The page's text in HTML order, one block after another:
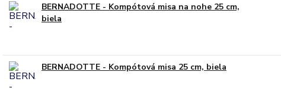
BERNADOTTE - Kompótová misa na nohe 25 cm,
biela
BERNADOTTE - Kompótová misa 25 cm, biela